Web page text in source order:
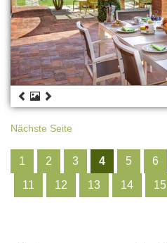
Nächste Seite
1 2 3 4 5 6
11
12 13 14 15